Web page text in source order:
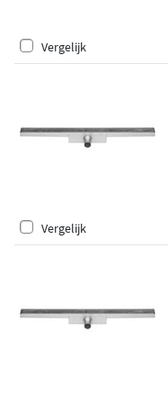
Vergelijk
Vergelijk